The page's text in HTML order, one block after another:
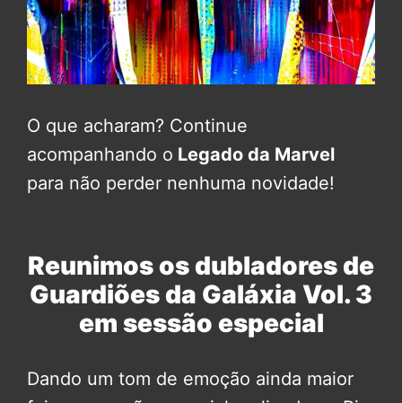
O que acharam? Continue
acompanhando o Legado da Marvel
para não perder nenhuma novidade!
Reunimos os dubladores de
Guardiões da Galáxia Vol. 3
em sessão especial
Dando um tom de emoção ainda maior